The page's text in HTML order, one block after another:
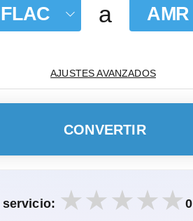
FLAC a AMR
AJUSTES AVANZADOS
CONVERTIR
servicio: 0